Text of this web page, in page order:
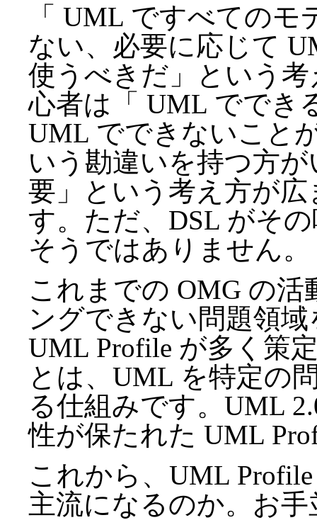
「 UML ですべての
ない、必要に応じて
使うべきだ」という
心者は「 UML ででき
UML でできないこと
いう勘違いを持つ方
要」という考え方が
す。ただ、DSL がそ
そうではありません。
これまでの OMG の
ングできない問題領
UML Profile が多く策
とは、UML を特定の
る仕組みです。UML
性が保たれた UML
これから、UML
主流になるのか。お